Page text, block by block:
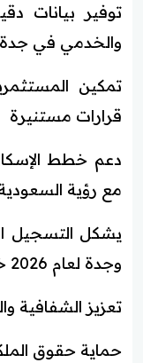
توفير بيانات
والخدمي في
تمكين
قرارات مستنيرة
دعم خطط
مع رؤية السعودية
يشكل التسجيل
وجدة لعام 2026 خطوة محورية نحو:
تعزيز الشفافية
حماية حقوق